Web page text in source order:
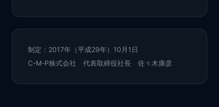
制定：2017年（平成29年）10月1日
C-M-P株式会社 代表取締役社長 佐々木康彦